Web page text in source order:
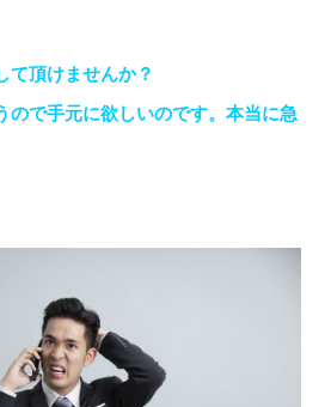
て頂けませんか？
ので手元に欲しいのです。本当に急